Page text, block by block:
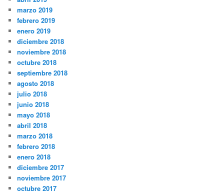
marzo 2019
febrero 2019
enero 2019
diciembre 2018
noviembre 2018
octubre 2018
septiembre 2018
agosto 2018
julio 2018
junio 2018
mayo 2018
abril 2018
marzo 2018
febrero 2018
enero 2018
diciembre 2017
noviembre 2017
octubre 2017